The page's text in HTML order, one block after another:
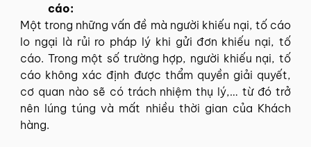
cáo:
Một trong những vấn đề mà người khiếu nại, tố cáo
lo ngại là rủi ro pháp lý khi gửi đơn khiếu nại, tố
cáo. Trong một số trường hợp, người khiếu nại, tố
cáo không xác định được thẩm quyền giải quyết,
cơ quan nào sẽ có trách nhiệm thụ lý,… từ đó trở
nên lúng túng và mất nhiều thời gian của Khách
hàng.